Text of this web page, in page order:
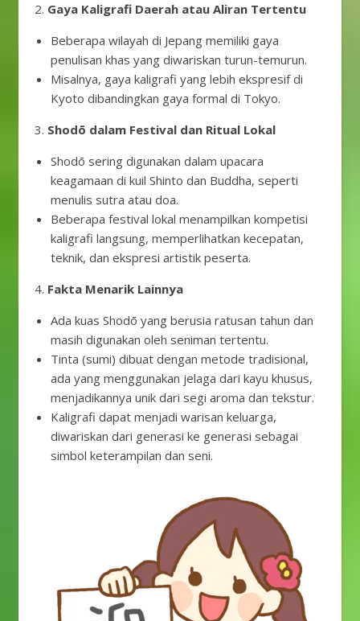
2. Gaya Kaligrafi Daerah atau Aliran Tertentu
Beberapa wilayah di Jepang memiliki gaya
penulisan khas yang diwariskan turun-temurun.
Misalnya, gaya kaligrafi yang lebih ekspresif di
Kyoto dibandingkan gaya formal di Tokyo.
3. Shodō dalam Festival dan Ritual Lokal
Shodō sering digunakan dalam upacara
keagamaan di kuil Shinto dan Buddha, seperti
menulis sutra atau doa.
Beberapa festival lokal menampilkan kompetisi
kaligrafi langsung, memperlihatkan kecepatan,
teknik, dan ekspresi artistik peserta.
4. Fakta Menarik Lainnya
Ada kuas Shodō yang berusia ratusan tahun dan
masih digunakan oleh seniman tertentu.
Tinta (sumi) dibuat dengan metode tradisional,
ada yang menggunakan jelaga dari kayu khusus,
menjadikannya unik dari segi aroma dan tekstur.
Kaligrafi dapat menjadi warisan keluarga,
diwariskan dari generasi ke generasi sebagai
simbol keterampilan dan seni.